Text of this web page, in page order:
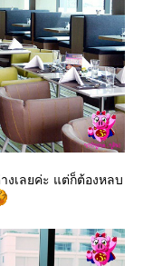
เลยค่ะ แต่ก็ต้องหลบ